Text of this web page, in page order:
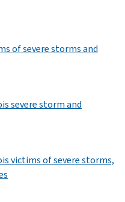
of severe storms and
severe storm and
victims of severe storms,